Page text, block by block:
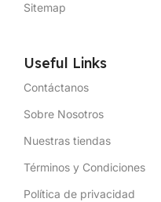
Sitemap
Useful Links
Contáctanos
Sobre Nosotros
Nuestras tiendas
Términos y Condiciones
Política de privacidad